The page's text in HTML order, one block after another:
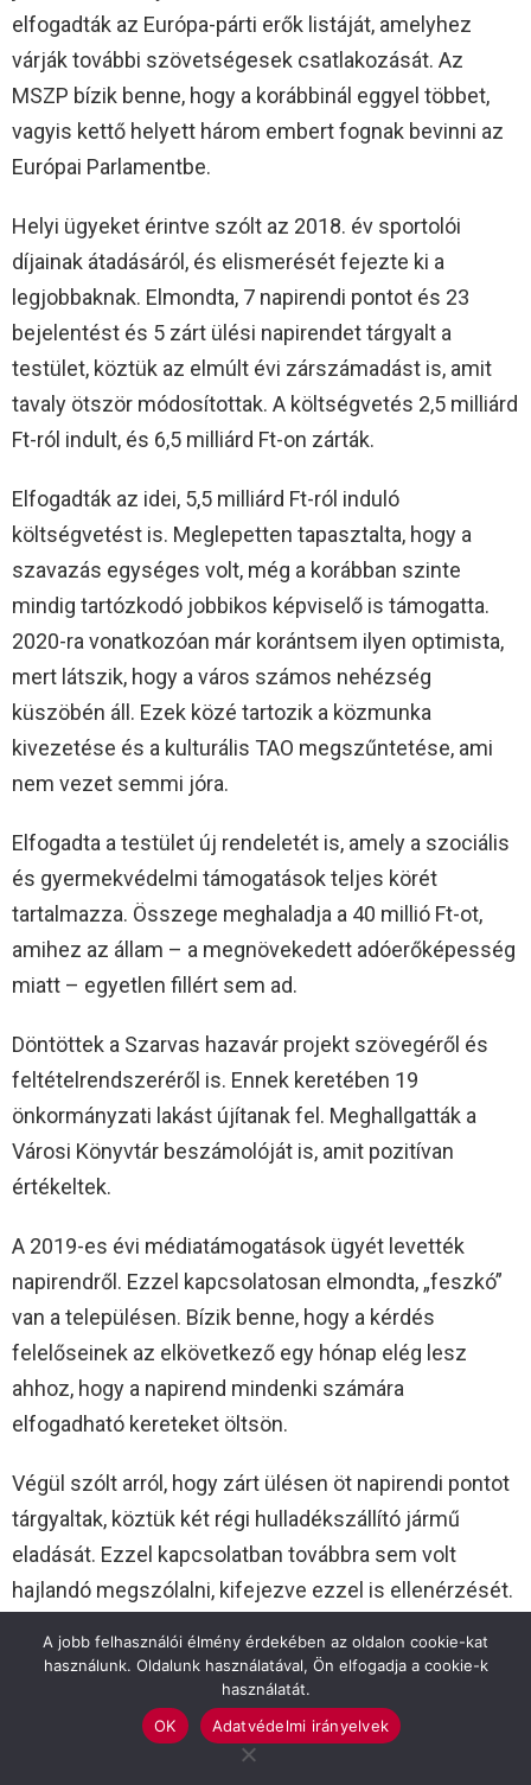
elfogadták az Európa-párti erők listáját, amelyhez
várják további szövetségesek csatlakozását. Az
MSZP bízik benne, hogy a korábbinál eggyel többet,
vagyis kettő helyett három embert fognak bevinni az
Európai Parlamentbe.
Helyi ügyeket érintve szólt az 2018. év sportolói
díjainak átadásáról, és elismerését fejezte ki a
legjobbaknak. Elmondta, 7 napirendi pontot és 23
bejelentést és 5 zárt ülési napirendet tárgyalt a
testület, köztük az elmúlt évi zárszámadást is, amit
tavaly ötször módosítottak. A költségvetés 2,5 milliárd
Ft-ról indult, és 6,5 milliárd Ft-on zárták.
Elfogadták az idei, 5,5 milliárd Ft-ról induló
költségvetést is. Meglepetten tapasztalta, hogy a
szavazás egységes volt, még a korábban szinte
mindig tartózkodó jobbikos képviselő is támogatta.
2020-ra vonatkozóan már korántsem ilyen optimista,
mert látszik, hogy a város számos nehézség
küszöbén áll. Ezek közé tartozik a közmunka
kivezetése és a kulturális TAO megszűntetése, ami
nem vezet semmi jóra.
Elfogadta a testület új rendeletét is, amely a szociális
és gyermekvédelmi támogatások teljes körét
tartalmazza. Összege meghaladja a 40 millió Ft-ot,
amihez az állam – a megnövekedett adóerőképesség
miatt – egyetlen fillért sem ad.
Döntöttek a Szarvas hazavár projekt szövegéről és
feltételrendszeréről is. Ennek keretében 19
önkormányzati lakást újítanak fel. Meghallgatták a
Városi Könyvtár beszámolóját is, amit pozitívan
értékeltek.
A 2019-es évi médiatámogatások ügyét levették
napirendről. Ezzel kapcsolatosan elmondta, „feszkó”
van a településen. Bízik benne, hogy a kérdés
felelőseinek az elkövetkező egy hónap elég lesz
ahhoz, hogy a napirend mindenki számára
elfogadható kereteket öltsön.
Végül szólt arról, hogy zárt ülésen öt napirendi pontot
tárgyaltak, köztük két régi hulladékszállító jármű
eladását. Ezzel kapcsolatban továbbra sem volt
hajlandó megszólalni, kifejezve ezzel is ellenérzését.
CÍMLAP FÖLDESI ZOLTÁN MSZP
POLITIKA
SZARVAS
Previous article
Remek meccsek a rájátszás hatodik
A jobb felhasználói élmény érdekében az oldalon cookie-kat
használunk. Oldalunk használatával, Ön elfogadja a cookie-k
használatát.
OK
Adatvédelmi irányelvek